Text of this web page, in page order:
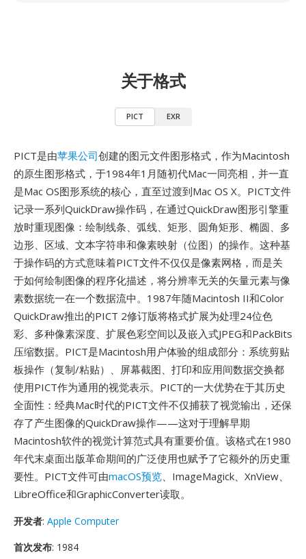
关于格式
PICT EXR
PICT是由苹果公司创建的图元文件图形格式，作为Macintosh
的原生图形格式，于1984年1月随初代Mac一同亮相，并一直
是Mac OS图形系统的核心，直至过渡到Mac OS X。PICT文件
记录一系列QuickDraw操作码，在通过QuickDraw图形引擎重
放时重现图像：绘制线条、弧线、矩形、圆角矩形、椭圆、多
边形、区域、文本字符串和像素映射（位图）的操作。这种基
于操作码的方式意味着PICT文件不仅仅是像素网格，而是关
于如何绘制图像的程序化描述，将分辨率无关的矢量元素与像
素数据统一在一个数据流中。1987年随Macintosh II和Color
QuickDraw推出的PICT 2修订版将格式扩展为处理24位色
彩、多种像素深度、扩展色彩空间以及嵌入式JPEG和PackBits
压缩数据。PICT是Macintosh用户体验的组成部分：系统剪贴
板操作（复制/粘贴）、屏幕截图、打印和应用间数据交换都
使用PICT作为通用的视觉表示。PICT的一大优势在于其历史
全面性：经典Mac时代的PICT文件不仅捕获了视觉输出，还保
存了产生图像的QuickDraw操作——这对于理解早期
Macintosh软件的视觉计算范式具有重要价值。该格式在1980
年代末桌面出版革命期间的广泛使用也赋予了它额外的历史重
要性。PICT文件可由macOS预览、ImageMagick、XnView、
LibreOffice和GraphicConverter读取。
开发者: Apple Computer
首次发布: 1984